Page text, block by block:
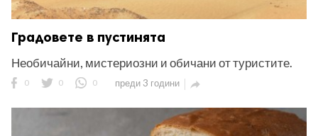
Градовете в пустинята
Необичайни, мистериозни и обичани от туристите.
0 0 0 преди 3 години 